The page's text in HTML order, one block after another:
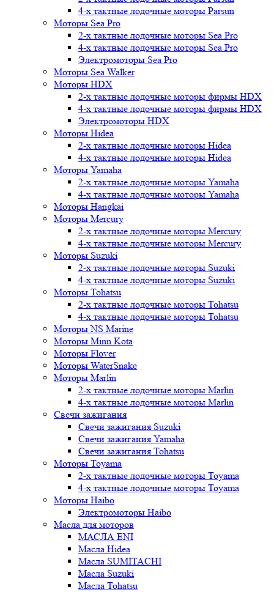
4-х тактные лодочные моторы Parsun
Моторы Sea Pro
2-х тактные лодочные моторы Sea Pro
4-х тактные лодочные моторы Sea Pro
Электромоторы Sea Pro
Моторы Sea Walker
Моторы HDX
2-х тактные лодочные моторы фирмы HDX
4-х тактные лодочные моторы фирмы HDX
Электромоторы HDX
Моторы Hidea
2-х тактные лодочные моторы Hidea
4-х тактные лодочные моторы Hidea
Моторы Yamaha
2-х тактные лодочные моторы Yamaha
4-х тактные лодочные моторы Yamaha
Моторы Hangkai
Моторы Mercury
2-х тактные лодочные моторы Mercury
4-х тактные лодочные моторы Mercury
Моторы Suzuki
2-х тактные лодочные моторы Suzuki
4-х тактные лодочные моторы Suzuki
Моторы Tohatsu
2-х тактные лодочные моторы Tohatsu
4-х тактные лодочные моторы Tohatsu
Моторы NS Marine
Моторы Minn Kota
Моторы Flover
Моторы WaterSnake
Моторы Marlin
2-х тактные лодочные моторы Marlin
4-х тактные лодочные моторы Marlin
Свечи зажигания
Свечи зажигания Suzuki
Свечи зажигания Yamaha
Свечи зажигания Tohatsu
Моторы Toyama
2-х тактные лодочные моторы Toyama
4-х тактные лодочные моторы Toyama
Моторы Haibo
Электромоторы Haibo
Масла для моторов
МАСЛА ENI
Масла Hidea
Масла SUMITACHI
Масла Suzuki
Масла Tohatsu